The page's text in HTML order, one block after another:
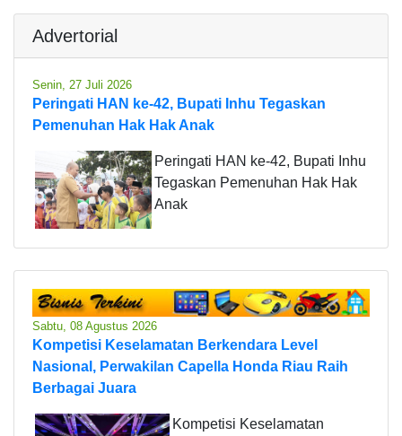
Advertorial
Senin, 27 Juli 2026
Peringati HAN ke-42, Bupati Inhu Tegaskan
Pemenuhan Hak Hak Anak
Peringati HAN ke-42, Bupati Inhu
Tegaskan Pemenuhan Hak Hak
Anak
Sabtu, 08 Agustus 2026
Kompetisi Keselamatan Berkendara Level
Nasional, Perwakilan Capella Honda Riau Raih
Berbagai Juara
Kompetisi Keselamatan